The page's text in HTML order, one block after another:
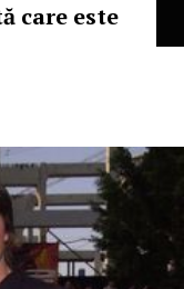
care este